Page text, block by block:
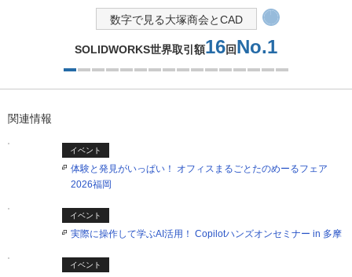
数字で見る大塚商会とCAD
Autodeskアジア地域No.1リセラー
関連情報
イベント
体験と発見がいっぱい！ オフィスまるごとたのめーるフェア
2026福岡
イベント
実際に操作して学ぶAI活用！ Copilotハンズオンセミナー in 多摩
イベント